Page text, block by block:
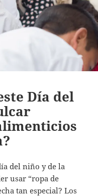
Día del
del niño y de la
usar “ropa de
tan especial? Los